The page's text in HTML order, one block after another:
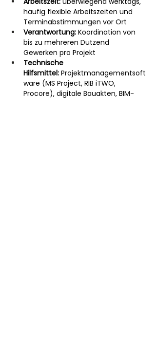
häufig flexible Arbeitszeiten und
Terminabstimmungen vor Ort
Verantwortung: Koordination von
bis zu mehreren Dutzend
Gewerken pro Projekt
Technische
Hilfsmittel: Projektmanagementsoft
ware (MS Project, RIB iTWO,
Procore), digitale Bauakten, BIM-